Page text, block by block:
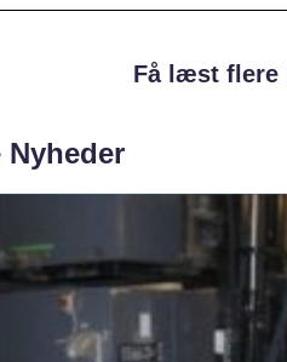
Få læst
Nyheder